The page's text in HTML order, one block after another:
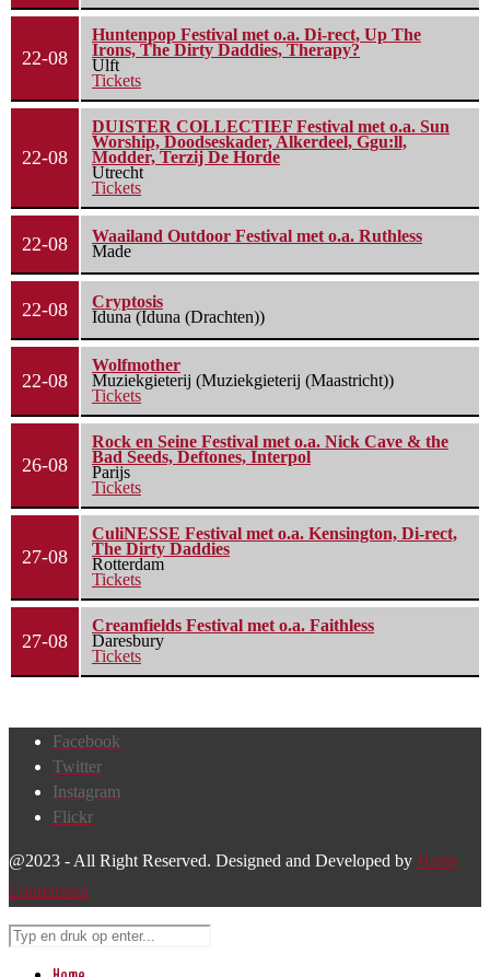
22-08
Huntenpop Festival met o.a. Di-rect, Up The
Irons, The Dirty Daddies, Therapy?
Ulft
Tickets
22-08
DUISTER COLLECTIEF Festival met o.a. Sun
Worship, Doodseskader, Alkerdeel, Ggu:ll,
Modder, Terzij De Horde
Utrecht
Tickets
22-08
Waailand Outdoor Festival met o.a. Ruthless
Made
22-08
Cryptosis
Iduna (Iduna (Drachten))
22-08
Wolfmother
Muziekgieterij (Muziekgieterij (Maastricht))
Tickets
26-08
Rock en Seine Festival met o.a. Nick Cave & the
Bad Seeds, Deftones, Interpol
Parijs
Tickets
27-08
CuliNESSE Festival met o.a. Kensington, Di-rect,
The Dirty Daddies
Rotterdam
Tickets
27-08
Creamfields Festival met o.a. Faithless
Daresbury
Tickets
Facebook
Twitter
Instagram
Flickr
@2023 - All Right Reserved. Designed and Developed by Harm
Lourenssen